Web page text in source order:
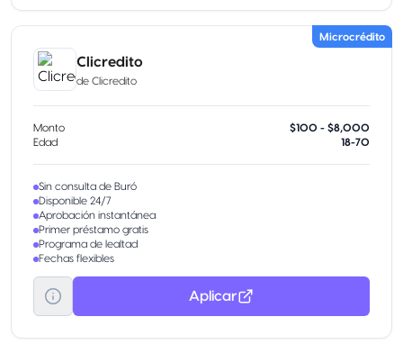
Microcrédito
Clicredito
de Clicredito
Monto
$100 - $8,000
Edad
18-70
Sin consulta de Buró
Disponible 24/7
Aprobación instantánea
Primer préstamo gratis
Programa de lealtad
Fechas flexibles
Aplicar